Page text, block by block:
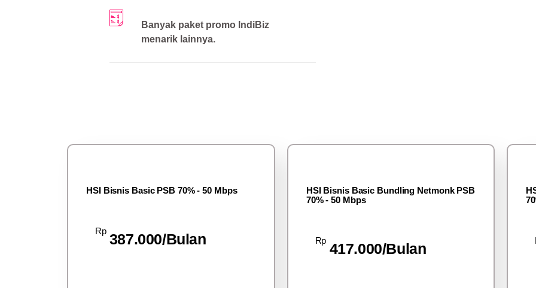
Banyak paket promo IndiBiz
menarik lainnya.
HSI Bisnis Basic PSB 70% - 50 Mbps
Rp 387.000/Bulan
HSI Bisnis Basic Bundling Netmonk PSB
70% - 50 Mbps
Rp 417.000/Bulan